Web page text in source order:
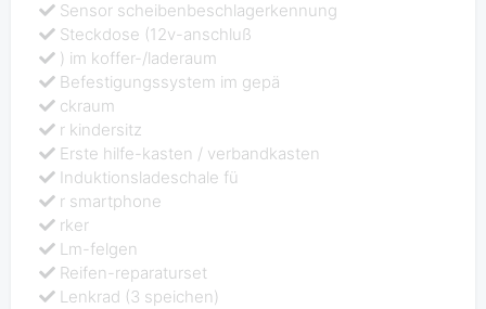
Sensor scheibenbeschlagerkennung
Steckdose (12v-anschluß
) im koffer-/laderaum
Befestigungssystem im gepä
ckraum
r kindersitz
Erste hilfe-kasten / verbandkasten
Induktionsladeschale fü
r smartphone
rker
Lm-felgen
Reifen-reparaturset
Lenkrad (3 speichen)